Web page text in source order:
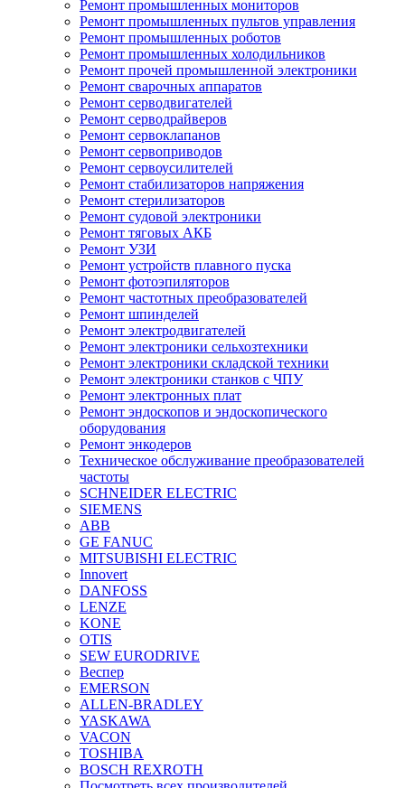
Ремонт промышленных мониторов
Ремонт промышленных пультов управления
Ремонт промышленных роботов
Ремонт промышленных холодильников
Ремонт прочей промышленной электроники
Ремонт сварочных аппаратов
Ремонт серводвигателей
Ремонт серводрайверов
Ремонт сервоклапанов
Ремонт сервоприводов
Ремонт сервоусилителей
Ремонт стабилизаторов напряжения
Ремонт стерилизаторов
Ремонт судовой электроники
Ремонт тяговых АКБ
Ремонт УЗИ
Ремонт устройств плавного пуска
Ремонт фотоэпиляторов
Ремонт частотных преобразователей
Ремонт шпинделей
Ремонт электродвигателей
Ремонт электроники сельхозтехники
Ремонт электроники складской техники
Ремонт электроники станков с ЧПУ
Ремонт электронных плат
Ремонт эндоскопов и эндоскопического
оборудования
Ремонт энкодеров
Техническое обслуживание преобразователей
частоты
SCHNEIDER ELECTRIC
SIEMENS
ABB
GE FANUC
MITSUBISHI ELECTRIC
Innovert
DANFOSS
LENZE
KONE
OTIS
SEW EURODRIVE
Веспер
EMERSON
ALLEN-BRADLEY
YASKAWA
VACON
TOSHIBA
BOSCH REXROTH